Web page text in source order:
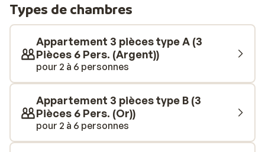
spacieuses, agréablement meublées, et entièrement
équipées pour votre confort. Par exemple, vous
pourrez profiter de votre balcon pour prendre un bain
de soleil, le tout accompagné d’une boisson chaude.
Tous les matins, vous aurez la possibilité de
commander de petits pains frais, grâce au service de
livraison de pain, et vous pourrez partir tranquille sur
les pistes. Après une journée active sur la poudreuse,
déposez vos skis aux casiers prévu à cet effet, et
prenez un moment pour vous réchauffer auprès de la
Types de chambres
Appartement 3 pièces type A (3
Pièces 6 Pers. (Argent))
pour 2 à 6 personnes
Appartement 3 pièces type B (3
Pièces 6 Pers. (Or))
pour 2 à 6 personnes